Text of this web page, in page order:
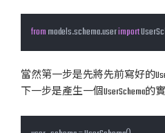
from models.schema.user import
當然第一步是先將先前寫好的
下一步是產生一個UserSchema的